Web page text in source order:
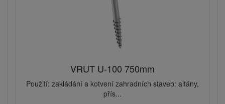
VRUT U-100 750mm
Použití: zakládání a kotvení zahradních staveb: altány,
přís...